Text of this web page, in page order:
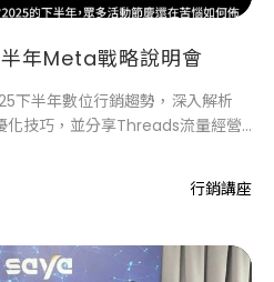
年Meta戰略說明會
下半年數位行銷趨勢，深入解析
技巧，並分享Threads流量經營
行銷講座